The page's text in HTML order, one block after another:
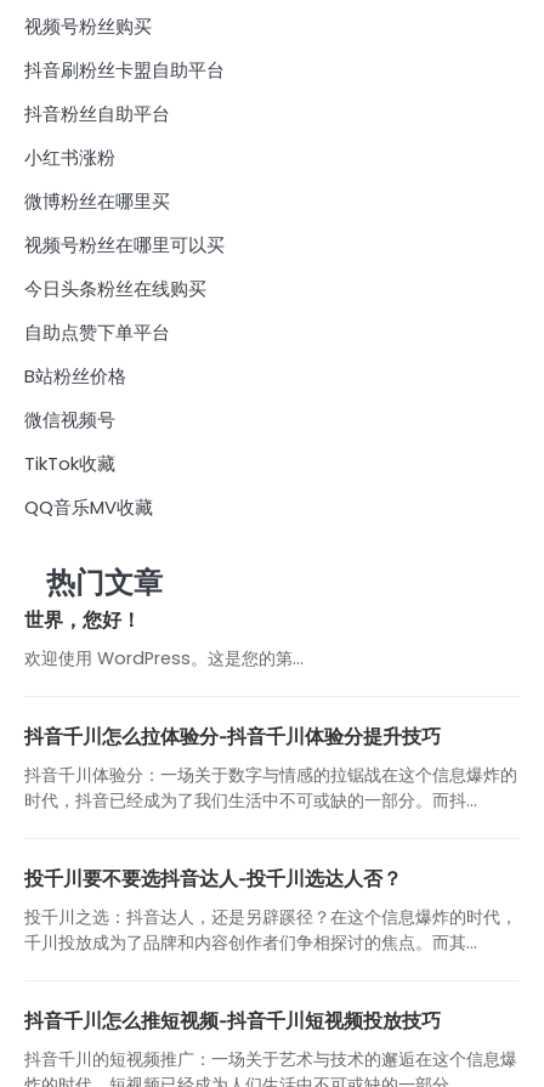
视频号粉丝购买
抖音刷粉丝卡盟自助平台
抖音粉丝自助平台
小红书涨粉
微博粉丝在哪里买
视频号粉丝在哪里可以买
今日头条粉丝在线购买
自助点赞下单平台
B站粉丝价格
微信视频号
TikTok收藏
QQ音乐MV收藏
热门文章
世界，您好！
欢迎使用 WordPress。这是您的第…
抖音千川怎么拉体验分-抖音千川体验分提升技巧
抖音千川体验分：一场关于数字与情感的拉锯战在这个信息爆炸的
时代，抖音已经成为了我们生活中不可或缺的一部分。而抖...
投千川要不要选抖音达人-投千川选达人否？
投千川之选：抖音达人，还是另辟蹊径？在这个信息爆炸的时代，
千川投放成为了品牌和内容创作者们争相探讨的焦点。而其...
抖音千川怎么推短视频-抖音千川短视频投放技巧
抖音千川的短视频推广：一场关于艺术与技术的邂逅在这个信息爆